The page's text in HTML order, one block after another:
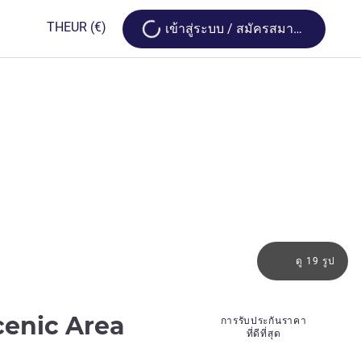
THEUR (€) Loading...
เข้าสู่ระบบ / สมัครสมาชิก
Area
การรับประกันราคา
ที่ดีที่สุด
ดู 19 รูป